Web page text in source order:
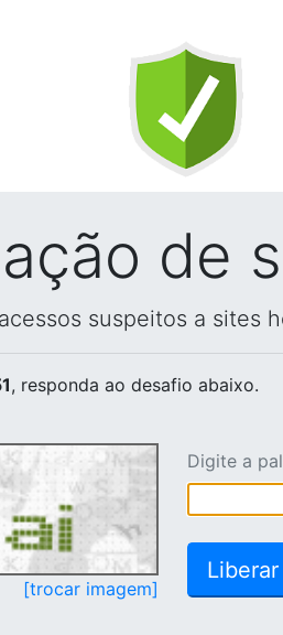
de
suspeitos a sites
, responda ao desafio abaixo.
[trocar imagem]
Digite a